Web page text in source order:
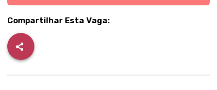
Compartilhar Esta Vaga: